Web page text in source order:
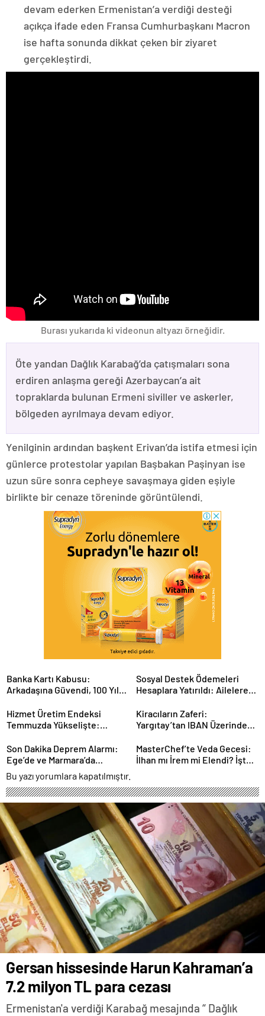
devam ederken Ermenistan’a verdiği desteği
açıkça ifade eden Fransa Cumhurbaşkanı Macron
ise hafta sonunda dikkat çeken bir ziyaret
gerçekleştirdi.
Burası yukarıda ki videonun altyazı örneğidir.
Öte yandan Dağlık Karabağ’da çatışmaları sona
erdiren anlaşma gereği Azerbaycan’a ait
topraklarda bulunan Ermeni siviller ve askerler,
bölgeden ayrılmaya devam ediyor.
Yenilginin ardından başkent Erivan’da istifa etmesi için
günlerce protestolar yapılan Başbakan Paşinyan ise
uzun süre sonra cepheye savaşmaya giden eşiyle
birlikte bir cenaze töreninde görüntülendi.
Banka Kartı Kabusu:
Arkadaşına Güvendi, 100 Yıl
Sosyal Destek Ödemeleri
Hesaplara Yatırıldı: Ailelere
Hizmet Üretim Endeksi
Temmuzda Yükselişte:
Kiracıların Zaferi:
Yargıtay’tan IBAN Üzerinden
Son Dakika Deprem Alarmı:
Ege’de ve Marmara’da
Sarsıntılar!
MasterChef’te Veda Gecesi:
İlhan mı İrem mi Elendi? İşte
Bu yazı yorumlara kapatılmıştır.
Gersan hissesinde Harun Kahraman’a
7.2 milyon TL para cezası
Ermenistan'a verdiği Karabağ mesajında “ Dağlık